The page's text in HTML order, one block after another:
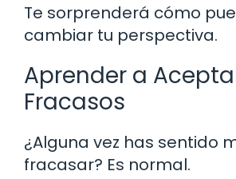
Te sorprenderá cómo
cambiar tu perspectiva.
Aprender a
Fracasos
¿Alguna vez has sentido
fracasar? Es normal.